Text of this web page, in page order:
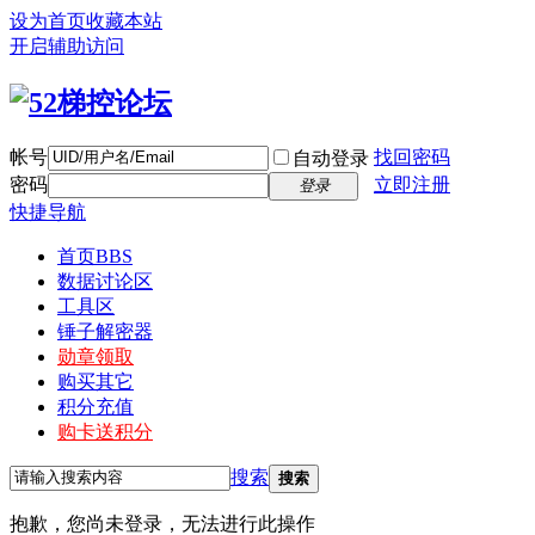
设为首页收藏本站
开启辅助访问
帐号 自动登录 找回密码
密码
登录
立即注册
快捷导航
首页BBS
数据讨论区
工具区
锤子解密器
勋章领取
购买其它
积分充值
购卡送积分
搜索 搜索
抱歉，您尚未登录，无法进行此操作